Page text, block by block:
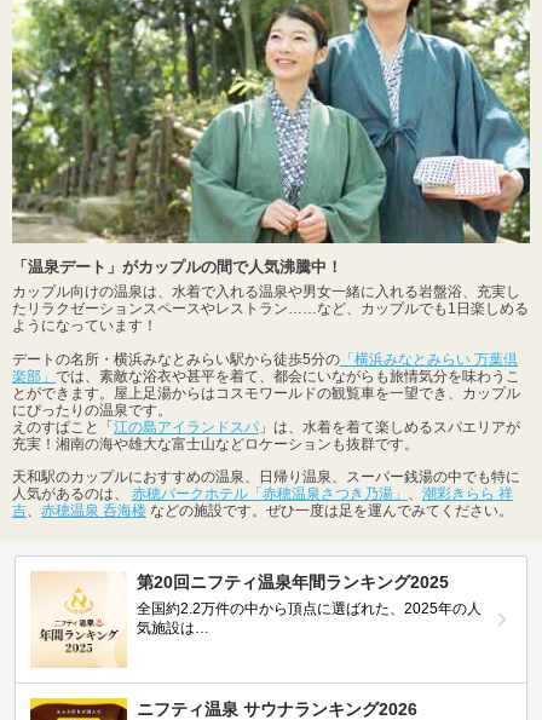
「温泉デート」がカップルの間で人気沸騰中！
カップル向けの温泉は、水着で入れる温泉や男女一緒に入れる岩盤浴、充実し
たリラクゼーションスペースやレストラン……など、カップルでも1日楽しめる
ようになっています！
デートの名所・横浜みなとみらい駅から徒歩5分の 「横浜みなとみらい 万葉倶
楽部」 では、素敵な浴衣や甚平を着て、都会にいながらも旅情気分を味わうこ
とができます。屋上足湯からはコスモワールドの観覧車を一望でき、カップル
にぴったりの温泉です。
えのすぱこと「 江の島アイランドスパ 」は、水着を着て楽しめるスパエリアが
充実！湘南の海や雄大な富士山などロケーションも抜群です。
天和駅のカップルにおすすめの温泉、日帰り温泉、スーパー銭湯の中でも特に
人気があるのは、 赤穂パークホテル「赤穂温泉さつき乃湯」 、 潮彩きらら 祥
吉、 赤穂温泉 呑海楼 などの施設です。ぜひ一度は足を運んでみてください。
第20回ニフティ温泉年間ランキング2025
全国約2.2万件の中から頂点に選ばれた、2025年の人
気施設は…
ニフティ温泉 サウナランキング2026